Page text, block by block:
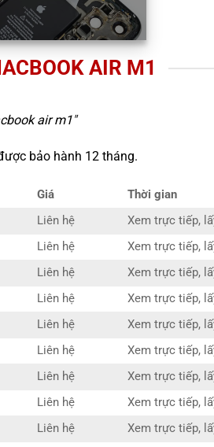
AIR M1
air m1"
bảo hành 12 tháng.
Giá
Thời gian
Liên hệ
Xem trực tiếp,
Liên hệ
Xem trực tiếp,
Liên hệ
Xem trực tiếp,
Liên hệ
Xem trực tiếp,
Liên hệ
Xem trực tiếp,
Liên hệ
Xem trực tiếp,
Liên hệ
Xem trực tiếp,
Liên hệ
Xem trực tiếp,
Liên hệ
Xem trực tiếp,